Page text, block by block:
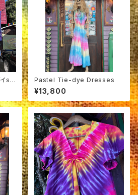
sin
Pastel Tie-dye Dresses
¥13,800